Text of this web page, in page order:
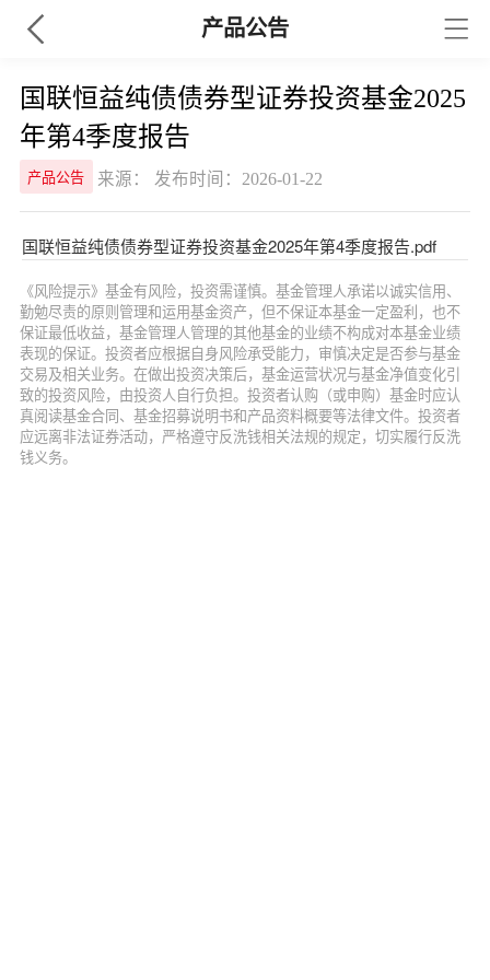
产品公告
国联恒益纯债债券型证券投资基金2025
年第4季度报告
产品公告 来源： 发布时间：2026-01-22
国联恒益纯债债券型证券投资基金2025年第4季度报告.pdf
《风险提示》基金有风险，投资需谨慎。基金管理人承诺以诚实信用、
勤勉尽责的原则管理和运用基金资产，但不保证本基金一定盈利，也不
保证最低收益，基金管理人管理的其他基金的业绩不构成对本基金业绩
表现的保证。投资者应根据自身风险承受能力，审慎决定是否参与基金
交易及相关业务。在做出投资决策后，基金运营状况与基金净值变化引
致的投资风险，由投资人自行负担。投资者认购（或申购）基金时应认
真阅读基金合同、基金招募说明书和产品资料概要等法律文件。投资者
应远离非法证券活动，严格遵守反洗钱相关法规的规定，切实履行反洗
钱义务。